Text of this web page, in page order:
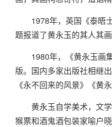
1978年，英国《泰晤
题报道了黄永玉的其人其画
1980年，《黄永玉画
版。国内多家出版社相继
《永不回来的风景》《黄
黄永玉自学美术，文
猴票和酒鬼酒包装家喻户